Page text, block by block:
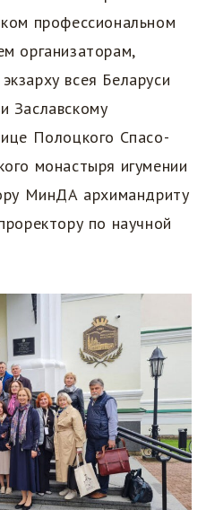
профессиональном
организаторам,
всея Беларуси
Заславскому
Полоцкого Спасо-
монастыря игумении
МинДА архимандриту
по научной